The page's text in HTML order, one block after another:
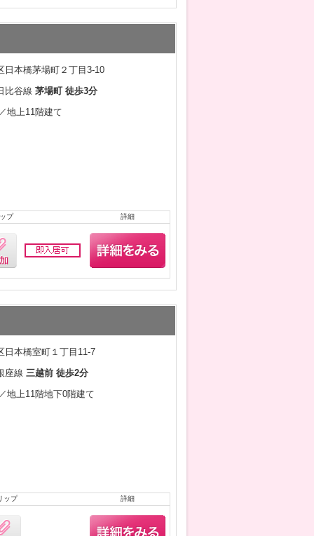
日本橋茅場町２丁目3-10
比谷線 茅場町 徒歩3分
地上11階建て
プ 詳細
日本橋室町１丁目11-7
座線 三越前 徒歩2分
地上11階地下0階建て
ップ 詳細